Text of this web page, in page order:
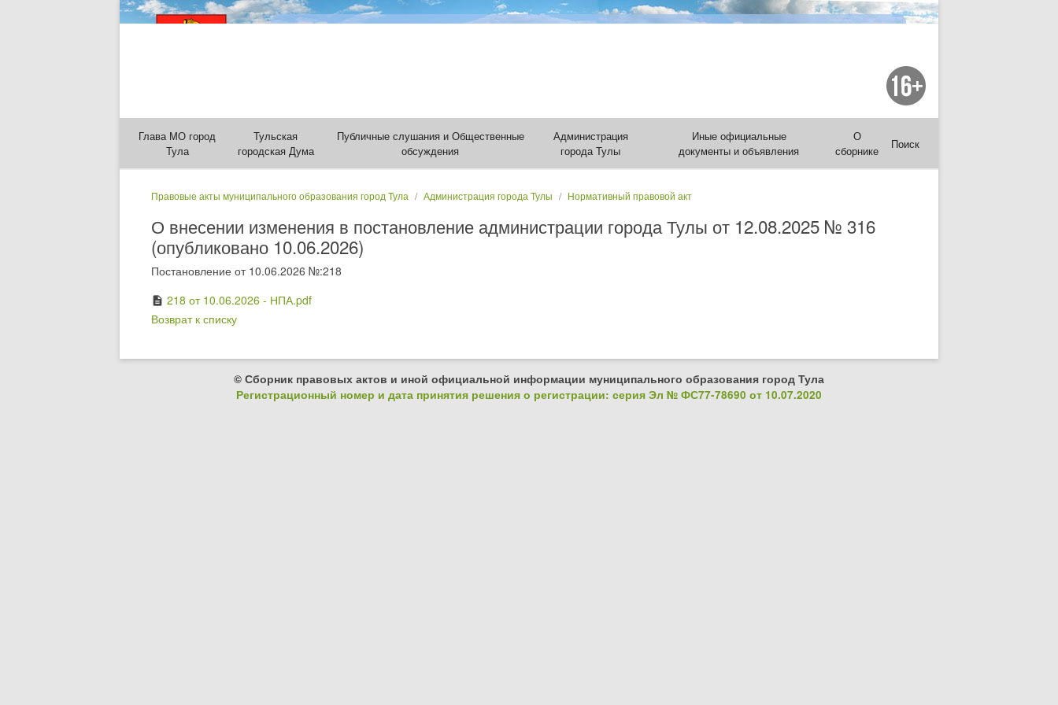
Глава МО город
Тула
Тульская
городская Дума
Публичные слушания и Общественные
обсуждения
Администрация
города Тулы
Иные официальные
документы и объявления
О
сборнике
Поиск
Правовые акты муниципального образования город Тула Администрация города Тулы Нормативный правовой акт
О внесении изменения в постановление администрации города Тулы от 12.08.2025 № 316
(опубликовано 10.06.2026)
Постановление от 10.06.2026 №:218
description 218 от 10.06.2026 - НПА.pdf
Возврат к списку
© Сборник правовых актов и иной официальной информации муниципального образования город Тула
Регистрационный номер и дата принятия решения о регистрации: серия Эл № ФС77-78690 от 10.07.2020